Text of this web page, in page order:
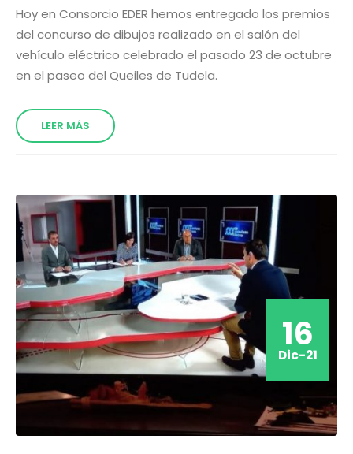
Hoy en Consorcio EDER hemos entregado los premios
del concurso de dibujos realizado en el salón del
vehículo eléctrico celebrado el pasado 23 de octubre
en el paseo del Queiles de Tudela.
LEER MÁS
16
Dic-21